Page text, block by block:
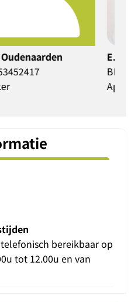
E.P.
BIG
Apotheker
bereikbaar op
tot 12.00u en van